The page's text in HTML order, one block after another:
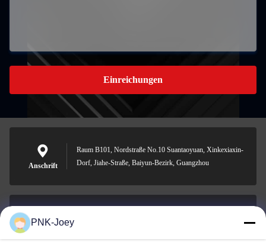
Einreichungen
Anschrift
Raum B101, Nordstraße No.10 Suantaoyuan, Xinkexiaxin-
Dorf, Jiahe-Straße, Baiyun-Bezirk, Guangzhou
E-Mail-Adresse
PNK-Joey